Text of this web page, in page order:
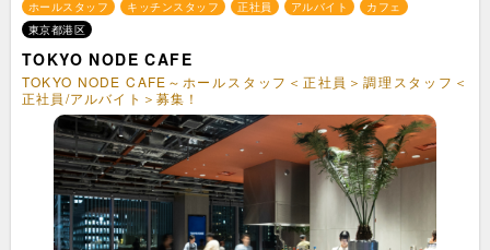
ホールスタッフ キッチンスタッフ 正社員 アルバイト
カフェ
東京都港区
TOKYO NODE CAFE
TOKYO NODE CAFE～ホールスタッフ＜正社員＞調理スタッフ＜
正社員/アルバイト＞募集！